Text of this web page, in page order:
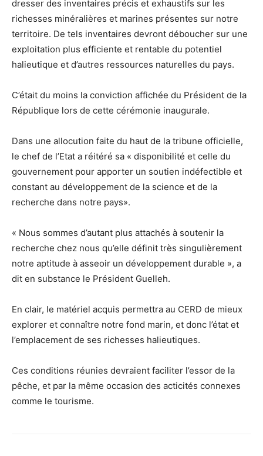
dresser des inventaires précis et exhaustifs sur les
richesses minéralières et marines présentes sur notre
territoire. De tels inventaires devront déboucher sur une
exploitation plus efficiente et rentable du potentiel
halieutique et d’autres ressources naturelles du pays.
C’était du moins la conviction affichée du Président de la
République lors de cette cérémonie inaugurale.
Dans une allocution faite du haut de la tribune officielle,
le chef de l’Etat a réitéré sa « disponibilité et celle du
gouvernement pour apporter un soutien indéfectible et
constant au développement de la science et de la
recherche dans notre pays».
« Nous sommes d’autant plus attachés à soutenir la
recherche chez nous qu’elle définit très singulièrement
notre aptitude à asseoir un développement durable », a
dit en substance le Président Guelleh.
En clair, le matériel acquis permettra au CERD de mieux
explorer et connaître notre fond marin, et donc l’état et
l’emplacement de ses richesses halieutiques.
Ces conditions réunies devraient faciliter l’essor de la
pêche, et par la même occasion des acticités connexes
comme le tourisme.